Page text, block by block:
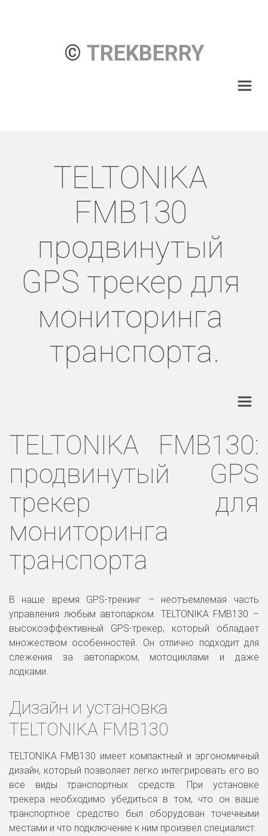
© TREKBERRY
TELTONIKA
FMB130
продвинутый
GPS трекер для
мониторинга
транспорта.
TELTONIKA FMB130:
продвинутый GPS
трекер для
мониторинга
транспорта
В наше время GPS-трекинг – неотъемлемая часть
управления любым автопарком. TELTONIKA FMB130 –
высокоэффективный GPS-трекер, который обладает
множеством особенностей. Он отлично подходит для
слежения за автопарком, мотоциклами и даже
лодками.
Дизайн и установка
TELTONIKA FMB130
TELTONIKA FMB130 имеет компактный и эргономичный
дизайн, который позволяет легко интегрировать его во
все виды транспортных средств. При установке
трекера необходимо убедиться в том, что он ваше
транспортное средство был оборудован точечными
местами и что подключение к ним произвел специалист.